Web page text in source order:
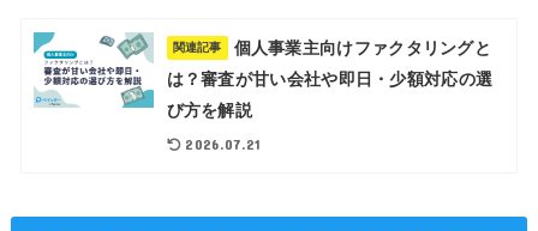
関連記事
個人事業主向けファクタリングと
は？審査が甘い会社や即日・少額対応の選
び方を解説
2026.07.21